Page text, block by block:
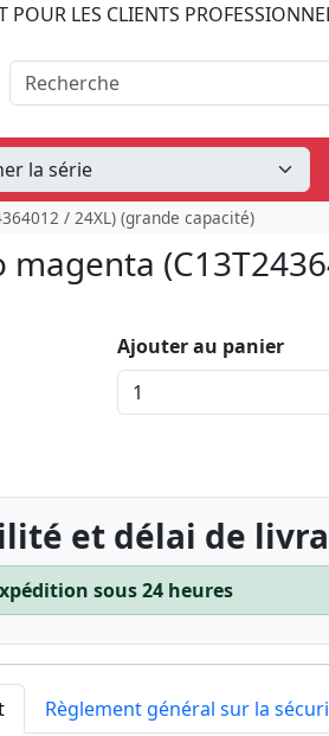
LES CLIENTS
Recherche
/ 24XL) (grande capacité)
Ajouter au panier
et délai de
sous 24 heures
Règlement général sur la